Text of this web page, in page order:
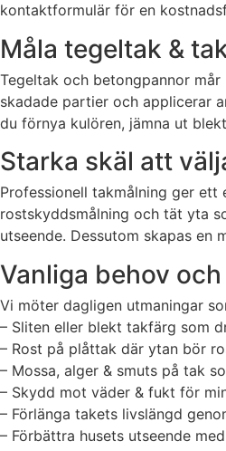
kontaktformulär för en
Måla tegeltak &
Tegeltak och betongpannor
skadade partier och applicerar
du förnya kulören, jämna ut
Starka skäl att
Professionell takmålning ger
rostskyddsmålning och tät yta
utseende. Dessutom skapas en
Vanliga behov
Vi möter dagligen utmaningar
– Sliten eller blekt takfärg som
– Rost på plåttak där ytan bör
– Mossa, alger & smuts på tak
– Skydd mot väder & fukt för
– Förlänga takets livslängd
– Förbättra husets utseende